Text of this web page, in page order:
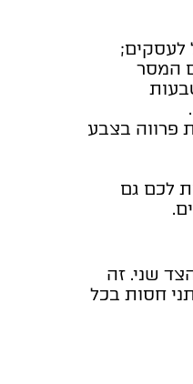
לעסקים;
המסר
פרווה בצבע
לכם גם
שני. זה
חסות בכל